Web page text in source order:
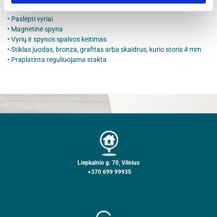
• Paslėpti vyriai
• Magnetinė spyna
• Vyrių ir spynos spalvos keitimas
• Stiklas juodas, bronza, grafitas arba skaidrus, kurio storis 4 mm
• Praplatinta reguliuojama stakta
Liepkalnio g. 70, Vilnius
+370 699 99935